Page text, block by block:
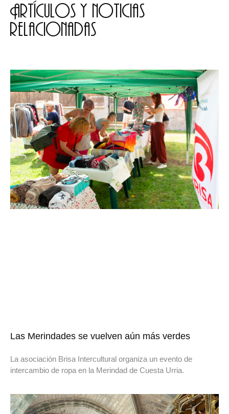
Artículos y noticias
relacionadas
Las Merindades se vuelven aún más verdes
La asociación Brisa Intercultural organiza un evento de
intercambio de ropa en la Merindad de Cuesta Urria.